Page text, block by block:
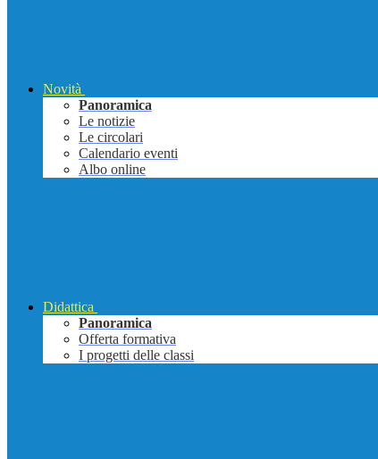
Novità
Panoramica
Le notizie
Le circolari
Calendario eventi
Albo online
Didattica
Panoramica
Offerta formativa
I progetti delle classi